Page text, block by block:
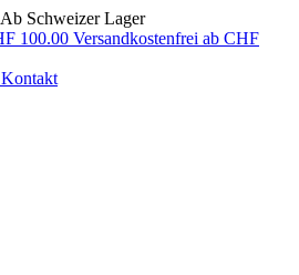
Ab Schweizer Lager
Versandkostenfrei ab CHF
Kontakt